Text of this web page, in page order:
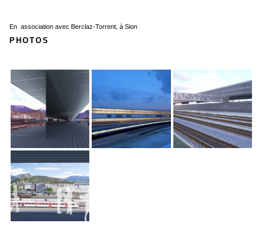
En association avec Berclaz-Torrent, à Sion
PHOTOS